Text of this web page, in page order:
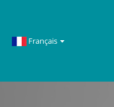
Français